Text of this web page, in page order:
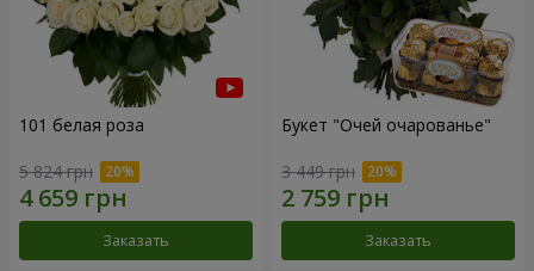
101 белая роза
5 824 грн
Заказать
Букет "Очей очарованье"
3 449 грн
Заказать